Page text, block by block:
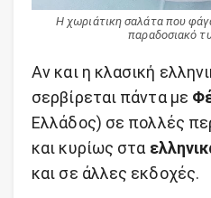
Η χωριάτικη σαλάτα που
παραδοσιακό
Αν και η κλασική
σερβίρεται πάντα με
Ελλάδος) σε πολλές
και κυρίως στα
και σε άλλες εκδοχές.